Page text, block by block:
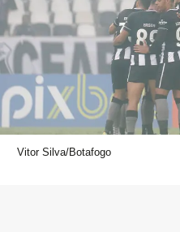
Vitor Silva/Botafogo